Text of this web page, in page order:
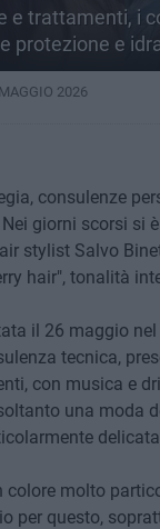
e trattamenti, i
protezione e
2026
consulenze
giorni scorsi si
stylist Salvo
hair", tonalità
il 26 maggio
tecnica,
con musica e
una moda
colore molto
per questo,